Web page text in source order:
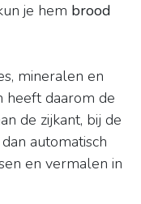
je hem brood
mineralen en
heeft daarom de
de zijkant, bij de
automatisch
en vermalen in